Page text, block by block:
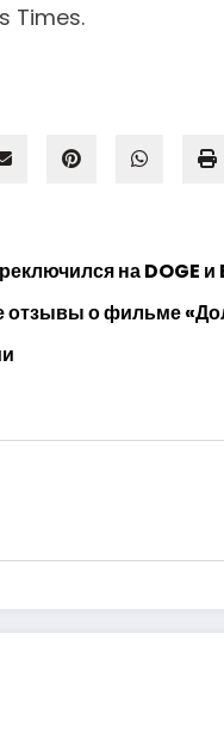
Times.
на DOGE и
о фильме